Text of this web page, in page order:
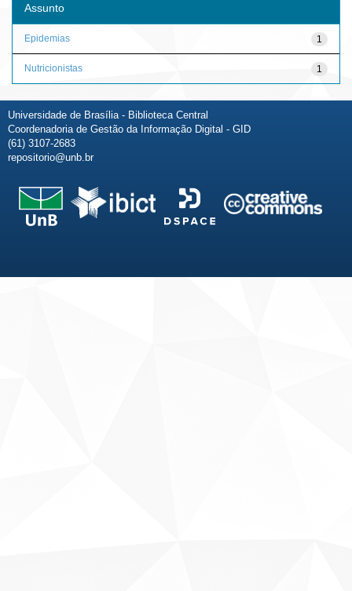
Assunto
1
Epidemias
1
Nutricionistas
Universidade de Brasília - Biblioteca Central
Coordenadoria de Gestão da Informação Digital - GID
(61) 3107-2683
repositorio@unb.br